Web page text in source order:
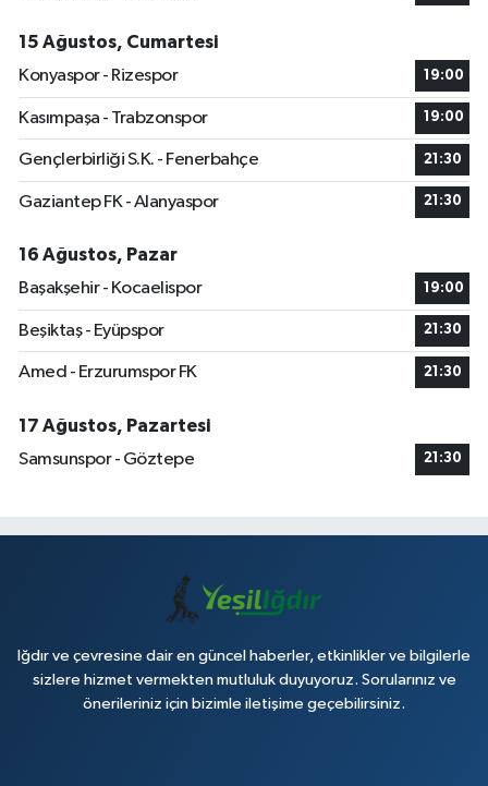
15 Ağustos, Cumartesi
Konyaspor - Rizespor
19:00
Kasımpaşa - Trabzonspor 19:00
Gençlerbirliği S.K. - Fenerbahçe 21:30
Gaziantep FK - Alanyaspor 21:30
16 Ağustos, Pazar
Başakşehir - Kocaelispor
19:00
Beşiktaş - Eyüpspor 21:30
Amed - Erzurumspor FK 21:30
17 Ağustos, Pazartesi
Samsunspor - Göztepe
21:30
Iğdır ve çevresine dair en güncel haberler, etkinlikler ve bilgilerle
sizlere hizmet vermekten mutluluk duyuyoruz. Sorularınız ve
önerileriniz için bizimle iletişime geçebilirsiniz.